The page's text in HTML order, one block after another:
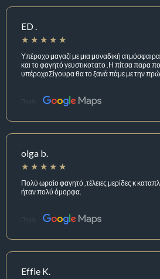
ED .
Υπέροχο μαγαζί με μια μοναδική
και το φαγητό γευστικοτατο .Η πίτσα παρα
υπέροχοΣίγουρα θα το ξανά πάμε με την
Πηγή:
olga b.
Πολύ ωραίο φαγητό ,τέλειες μερίδες κ
ήταν πολύ όμορφα.
Πηγή:
Effie K.